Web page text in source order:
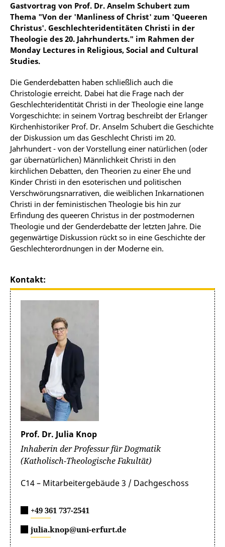
Gastvortrag von Prof. Dr. Anselm Schubert zum
Thema "Von der 'Manliness of Christ' zum 'Queeren
Christus'. Geschlechteridentitäten Christi in der
Theologie des 20. Jahrhunderts." im Rahmen der
Monday Lectures in Religious, Social and Cultural
Studies.
Die Genderdebatten haben schließlich auch die
Christologie erreicht. Dabei hat die Frage nach der
Geschlechteridentität Christi in der Theologie eine lange
Vorgeschichte: in seinem Vortrag beschreibt der Erlanger
Kirchenhistoriker Prof. Dr. Anselm Schubert die Geschichte
der Diskussion um das Geschlecht Christi im 20.
Jahrhundert - von der Vorstellung einer natürlichen (oder
gar übernatürlichen) Männlichkeit Christi in den
kirchlichen Debatten, den Theorien zu einer Ehe und
Kinder Christi in den esoterischen und politischen
Verschwörungsnarrativen, die weiblichen Inkarnationen
Christi in der feministischen Theologie bis hin zur
Erfindung des queeren Christus in der postmodernen
Theologie und der Genderdebatte der letzten Jahre. Die
gegenwärtige Diskussion rückt so in eine Geschichte der
Geschlechterordnungen in der Moderne ein.
Kontakt:
Prof. Dr. Julia Knop
Inhaberin der Professur für Dogmatik
(Katholisch-Theologische Fakultät)
C14 – Mitarbeitergebäude 3 / Dachgeschoss
+49 361 737-2541
julia.knop@uni-erfurt.de